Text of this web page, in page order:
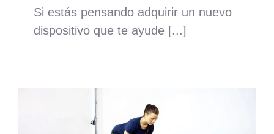
Si estás pensando adquirir un nuevo
dispositivo que te ayude [...]